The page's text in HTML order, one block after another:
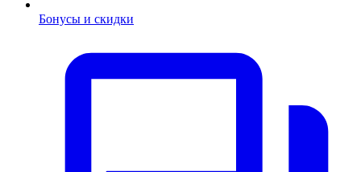
Бонусы и скидки